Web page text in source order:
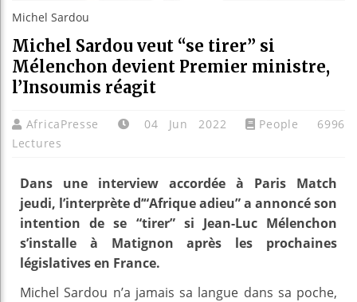
Michel Sardou
Michel Sardou veut “se tirer” si
Mélenchon devient Premier ministre,
l’Insoumis réagit
AfricaPresse 04 Jun 2022 People
6996
Lectures
Dans une interview accordée à Paris Match
jeudi, l’interprète d’“Afrique adieu” a annoncé son
intention de se “tirer” si Jean-Luc Mélenchon
s’installe à Matignon après les prochaines
législatives en France.
Michel Sardou n’a jamais sa langue dans sa poche,